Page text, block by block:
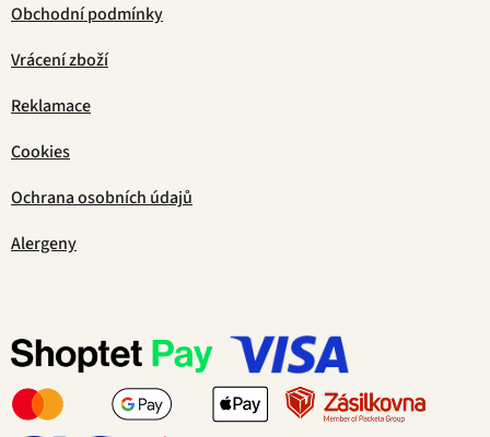
Obchodní podmínky
Vrácení zboží
Reklamace
Cookies
Ochrana osobních údajů
Alergeny